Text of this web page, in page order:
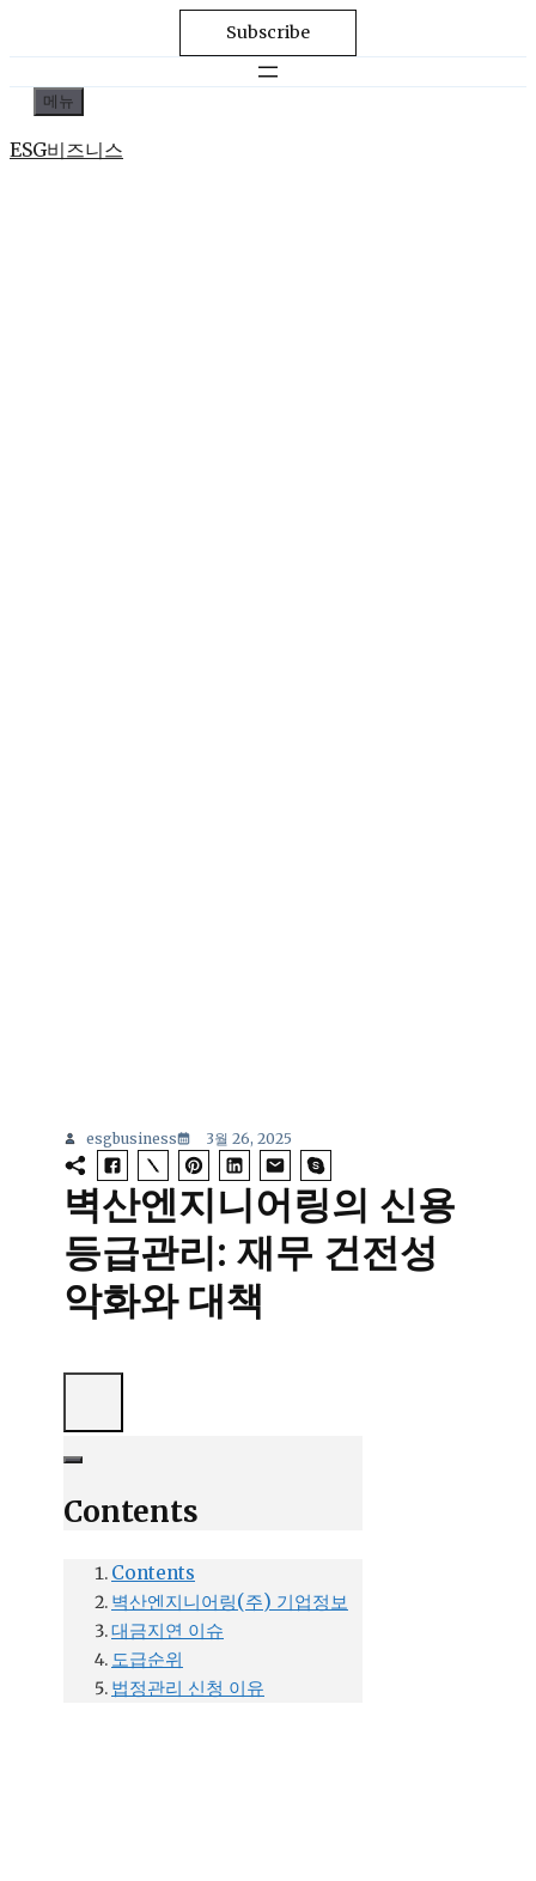
Subscribe
츠
메뉴
ESG비즈니스
esgbusiness 3월 26, 2025
벽산엔지니어링의 신용
등급관리: 재무 건전성
악화와 대책
Contents
Contents
벽산엔지니어링(주) 기업정보
대금지연 이슈
도급순위
법정관리 신청 이유